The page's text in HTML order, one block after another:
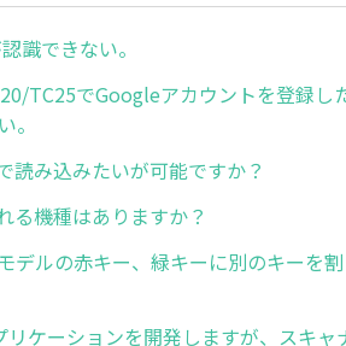
識できない。
TC25でGoogleアカウントを登録し
。
読み込みたいが可能ですか？
る機種はありますか？
ルの赤キー、緑キーに別のキーを
ケーションを開発しますが、スキャ